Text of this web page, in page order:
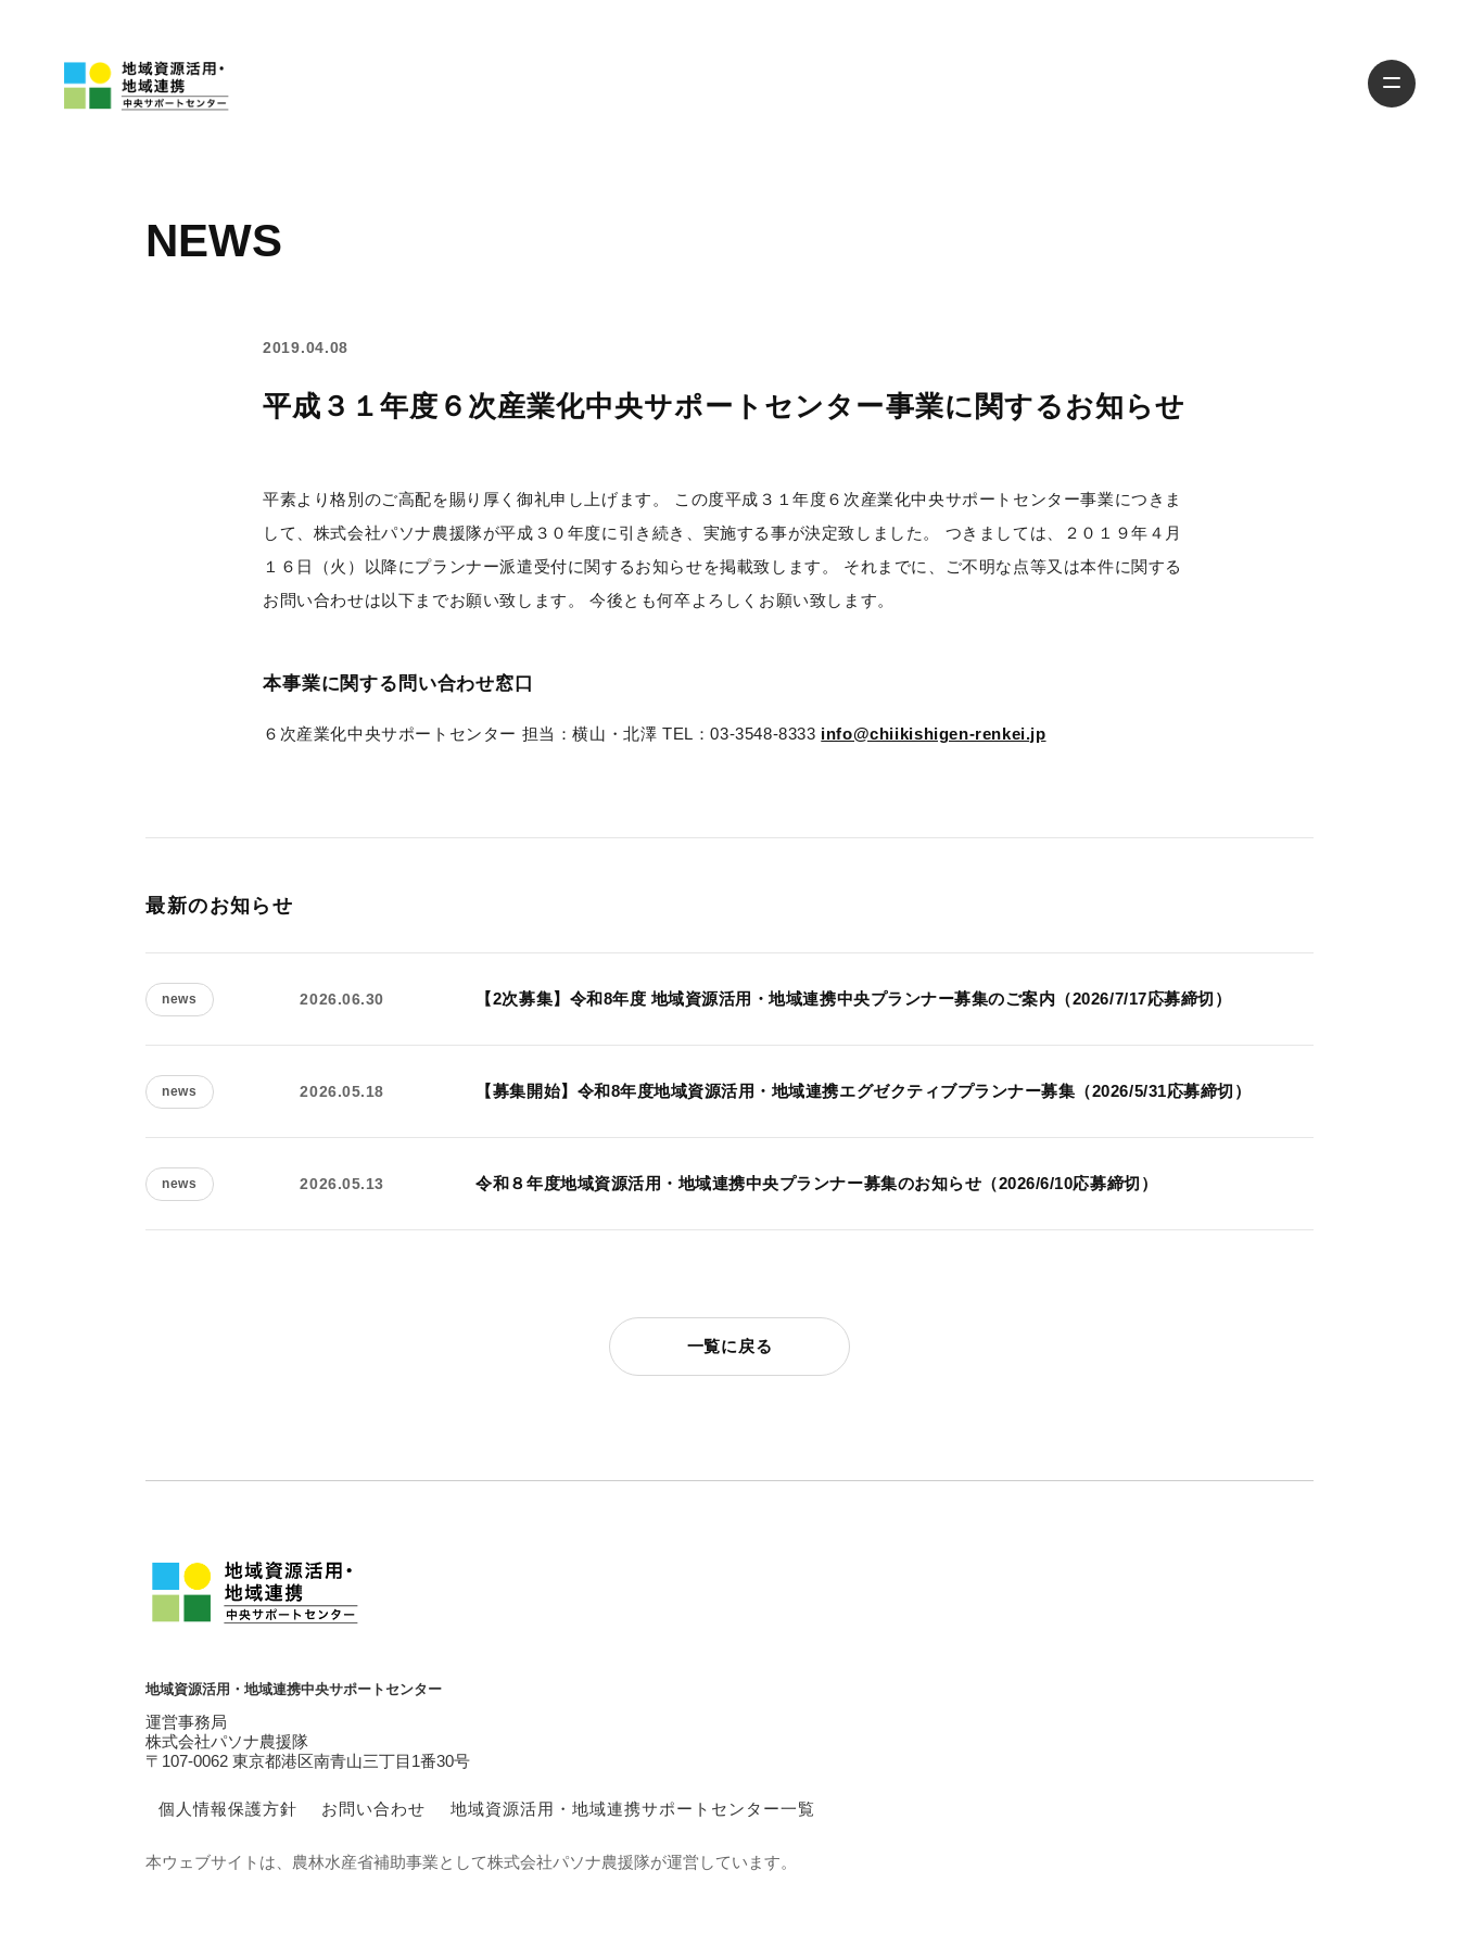
NEWS
2019.04.08
平成３１年度６次産業化中央サポートセンター事業に関するお知らせ
平素より格別のご高配を賜り厚く御礼申し上げます。 この度平成３１年度６次産業化中央サポートセンター事業につきま
して、株式会社パソナ農援隊が平成３０年度に引き続き、実施する事が決定致しました。 つきましては、２０１９年４月
１６日（火）以降にプランナー派遣受付に関するお知らせを掲載致します。 それまでに、ご不明な点等又は本件に関する
お問い合わせは以下までお願い致します。 今後とも何卒よろしくお願い致します。
本事業に関する問い合わせ窓口
６次産業化中央サポートセンター 担当：横山・北澤 TEL：03-3548-8333 info@chiikishigen-renkei.jp
最新のお知らせ
news 2026.06.30 【2次募集】令和8年度 地域資源活用・地域連携中央プランナー募集のご案内（2026/7/17応募締切）
news 2026.05.18 【募集開始】令和8年度地域資源活用・地域連携エグゼクティブプランナー募集（2026/5/31応募締切）
news 2026.05.13 令和８年度地域資源活用・地域連携中央プランナー募集のお知らせ（2026/6/10応募締切）
一覧に戻る
地域資源活用・地域連携中央サポートセンター
運営事務局
株式会社パソナ農援隊
〒107-0062 東京都港区南青山三丁目1番30号
個人情報保護方針 お問い合わせ 地域資源活用・地域連携サポートセンター一覧
本ウェブサイトは、農林水産省補助事業として株式会社パソナ農援隊が運営しています。